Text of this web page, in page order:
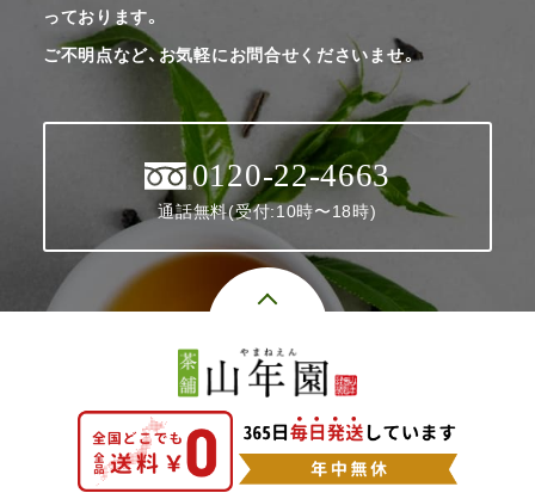
っております。
ご不明点など、お気軽にお問合せくださいませ。
0120-22-4663
通話無料(受付:10時〜18時)